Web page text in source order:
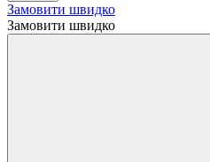
Замовити швидко
Замовити швидко